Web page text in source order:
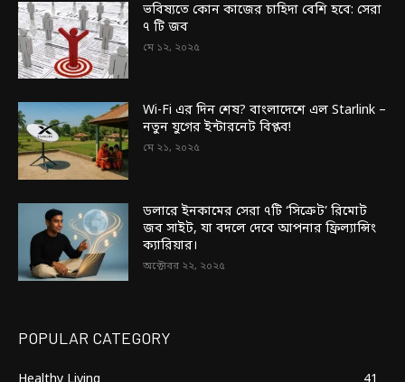
ভবিষ্যতে কোন কাজের চাহিদা বেশি হবে: সেরা
৭ টি জব
মে ১২, ২০২৫
Wi-Fi এর দিন শেষ? বাংলাদেশে এল Starlink –
নতুন যুগের ইন্টারনেট বিপ্লব!
মে ২১, ২০২৫
ডলারে ইনকামের সেরা ৭টি ‘সিক্রেট’ রিমোট
জব সাইট, যা বদলে দেবে আপনার ফ্রিল্যান্সিং
ক্যারিয়ার।
অক্টোবর ২২, ২০২৫
POPULAR CATEGORY